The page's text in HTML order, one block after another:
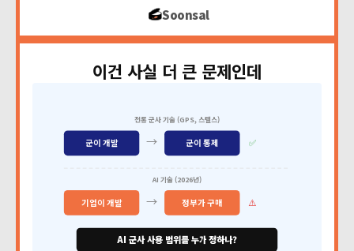
Soonsal
이건 사실 더 큰 문제인데
전통 군사 기술 (GPS, 스텔스)
군이 개발 → 군이 통제 ✅
AI 기술 (2026년)
기업이 개발 → 정부가 구매 ⚠️
AI 군사 사용 범위를 누가 정하나?